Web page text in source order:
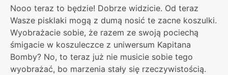
Nooo teraz to będzie! Dobrze widzicie. Od teraz
Wasze pisklaki mogą z dumą nosić te zacne koszulki.
Wyobrażacie sobie, że razem ze swoją pociechą
śmigacie w koszuleczce z uniwersum Kapitana
Bomby? No, to teraz już nie musicie sobie tego
wyobrażać, bo marzenia stały się rzeczywistością.